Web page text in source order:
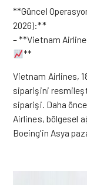
**Güncel
2026):**
– **Vietnam
**
Vietnam Airlines,
siparişini
siparişi. Daha
Airlines, bölgesel
Boeing’in Asya